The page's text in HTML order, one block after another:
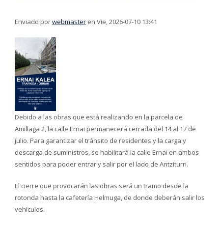
Enviado porwebmaster en Vie, 2026-07-10 13:41
Debido a las obras que está realizando en la parcela de
Amillaga 2, la calle Ernai permanecerá cerrada del 14 al 17 de
julio. Para garantizar el tránsito de residentes y la carga y
descarga de suministros, se habilitará la calle Ernai en ambos
sentidos para poder entrar y salir por el lado de Antziturri.
El cierre que provocarán las obras será un tramo desde la
rotonda hasta la cafetería Helmuga, de donde deberán salir los
vehículos.